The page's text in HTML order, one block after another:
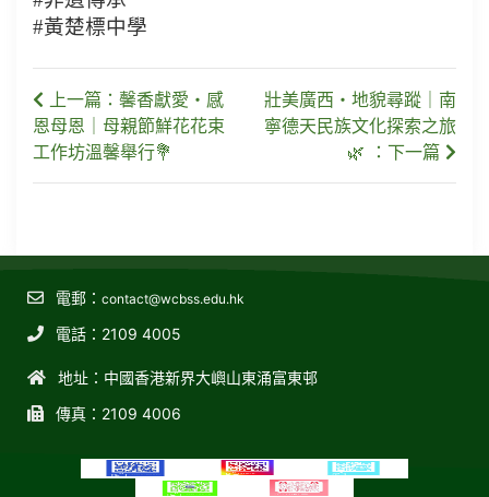
#黃楚標中學
上一篇：馨香獻愛・感
恩母恩｜母親節鮮花花束
工作坊溫馨舉行💐
壯美廣西・地貌尋蹤｜南
寧德天民族文化探索之旅
🌿 ：下一篇
電郵： contact@wcbss.edu.hk
電話：2109 4005
地址：中國香港新界大嶼山東涌富東邨
傳真：2109 4006